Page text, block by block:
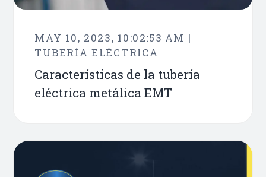
MAY 10, 2023, 10:02:53 AM |
TUBERÍA ELÉCTRICA
Características de la tubería
eléctrica metálica EMT